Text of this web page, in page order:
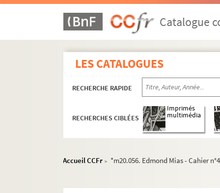
Catalogue
LES CATALOGUES
RECHERCHE RAPIDE
RECHERCHES CIBLÉES
Imprimés
multimédia
Accueil CCFr > *m20.056. Edmond Mias - Cahier